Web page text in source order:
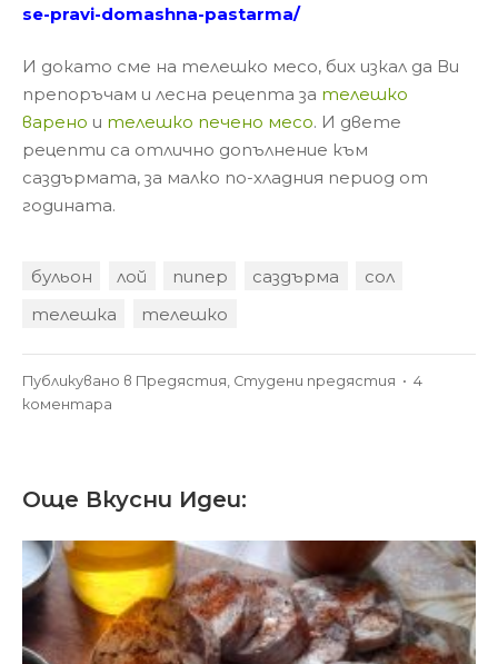
se-pravi-domashna-pastarma/
И докато сме на телешко месо, бих изкал да Ви
препоръчам и лесна рецепта за телешко
варено и телешко печено месо. И двете
рецепти са отлично допълнение към
саздърмата, за малко по-хладния период от
годината.
бульон лой пипер саздърма
сол
телешка
телешко
Публикувано в Предястия Студени предястия • 4
коментара
домашно
Още Вкусни Идеи: